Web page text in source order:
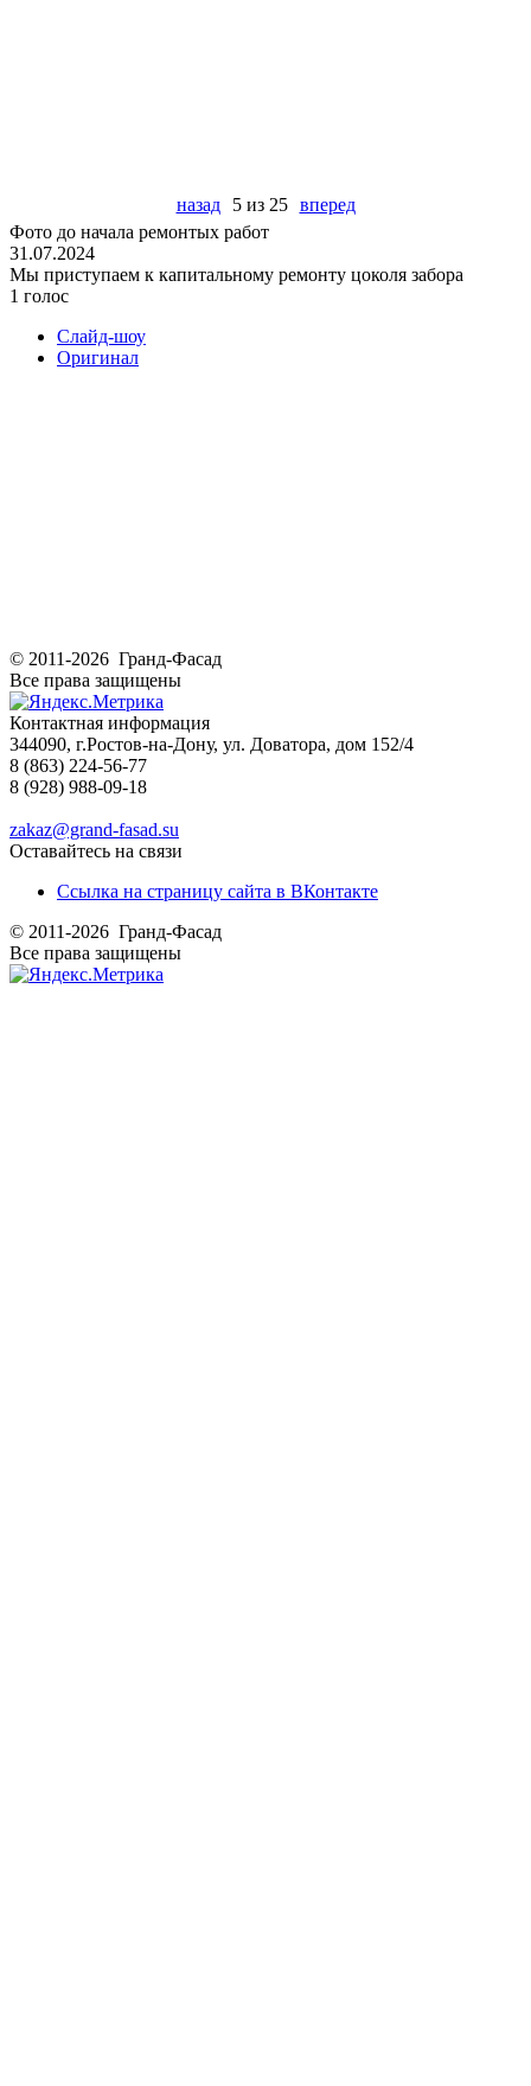
назад 5 из 25
вперед
Фото до начала ремонтых работ
31.07.2024
Мы приступаем к капитальному ремонту цоколя забора
1 голос
Слайд-шоу
Оригинал
© 2011-2026 Гранд-Фасад
Все права защищены
Контактная информация
344090, г.Ростов-на-Дону, ул. Доватора, дом 152/4
8 (863) 224-56-77
8 (928) 988-09-18
zakaz@grand-fasad.su
Оставайтесь на связи
Ссылка на страницу сайта в ВКонтакте
© 2011-2026 Гранд-Фасад
Все права защищены